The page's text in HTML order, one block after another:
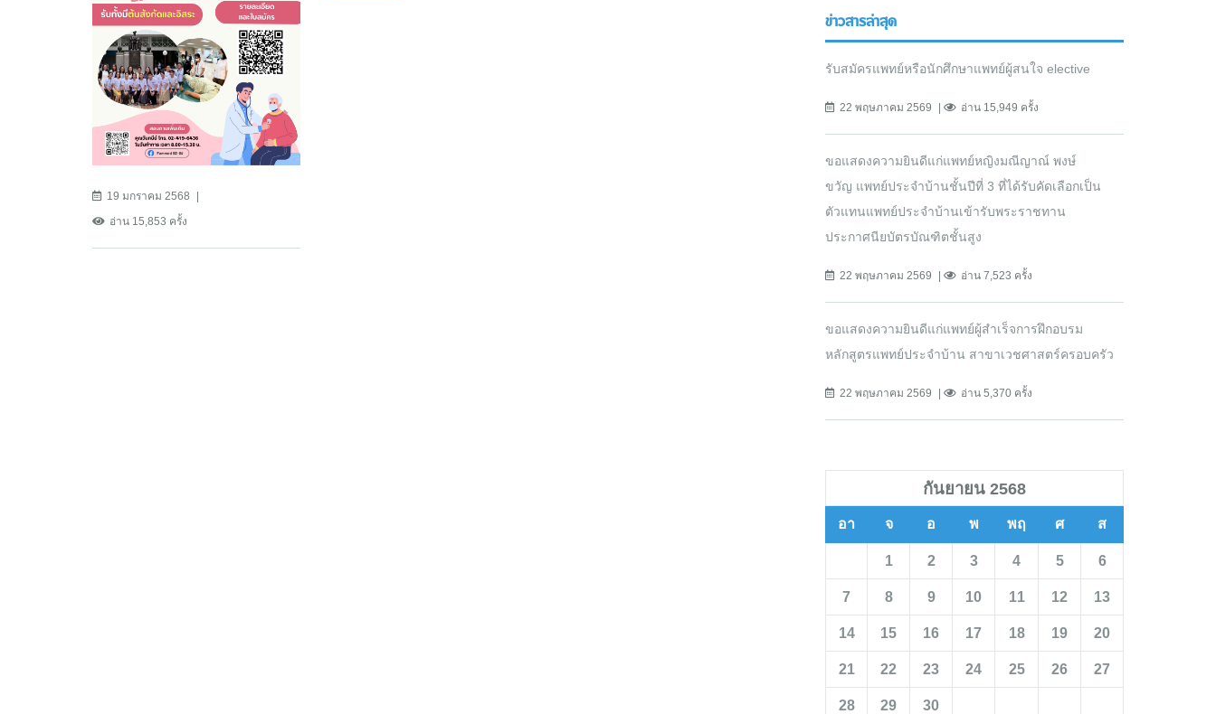
19 มกราคม 2568
อ่าน 15,853 ครั้ง
ข่าวสารล่าสุด
รับสมัครแพทย์หรือนักศึกษาแพทย์ผู้สนใจ elective
22 พฤษภาคม 2569 อ่าน 15,949 ครั้ง
ขอแสดงความยินดีแก่แพทย์หญิงมณีญาณ์ พงษ์
ขวัญ แพทย์ประจำบ้านชั้นปีที่ 3 ที่ได้รับคัดเลือกเป็น
ตัวแทนแพทย์ประจำบ้านเข้ารับพระราชทาน
ประกาศนียบัตรบัณฑิตชั้นสูง
22 พฤษภาคม 2569 อ่าน 7,523 ครั้ง
ขอแสดงความยินดีแก่แพทย์ผู้สำเร็จการฝึกอบรม
หลักสูตรแพทย์ประจำบ้าน สาขาเวชศาสตร์ครอบครัว
22 พฤษภาคม 2569 อ่าน 5,370 ครั้ง
กันยายน 2568
อา จ อ พ พฤ ศ ส
1 2 3 4 5 6
7 8 9 10 11 12 13
14 15 16 17 18 19 20
21 22 23 24 25 26 27
28 29 30